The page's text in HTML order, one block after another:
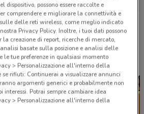
vicinanze
dispositivo, possono essere raccolte e
comprendere e migliorare la connettività e
delle reti wireless, come meglio indicato
Privacy Policy. Inoltre, i tuoi dati possono
la creazione di report, ricerche di mercato,
basate sulla posizione e analisi delle
le tue preferenze in qualsiasi momento
> Personalizzazione all'interno della
se rifiuti: Continuerai a visualizzare annunci
argomenti generici e probabilmente non
interessi. Potrai sempre cambiare idea
> Personalizzazione all'interno della